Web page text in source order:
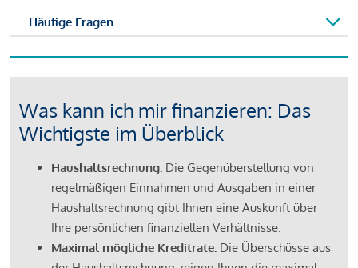
Häufige Fragen
Was kann ich mir finanzieren: Das
Wichtigste im Überblick
Haushaltsrechnung: Die Gegenüberstellung von
regelmäßigen Einnahmen und Ausgaben in einer
Haushaltsrechnung gibt Ihnen eine Auskunft über
Ihre persönlichen finanziellen Verhältnisse.
Maximal mögliche Kreditrate: Die Überschüsse aus